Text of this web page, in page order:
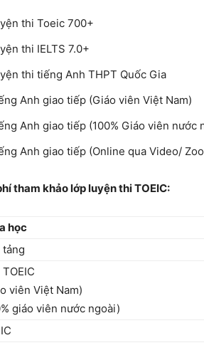
thi Toeic 700+
thi IELTS 7.0+
thi tiếng Anh THPT Quốc Gia
Anh giao tiếp (Giáo viên Việt Nam)
Anh giao tiếp (100% Giáo viên nước
Anh giao tiếp (Online qua Video/
tham khảo lớp luyện thi TOEIC:
học
tảng
TOEIC
viên Việt Nam)
giáo viên nước ngoài)